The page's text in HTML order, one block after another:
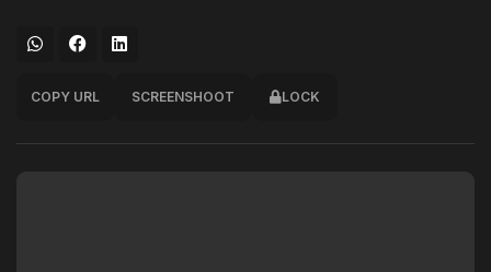
COPY URL SCREENSHOOT LOCK